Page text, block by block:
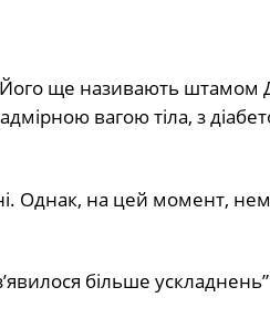
Його ще називають штамом
вагою тіла, з
Однак, на цей момент,
більше